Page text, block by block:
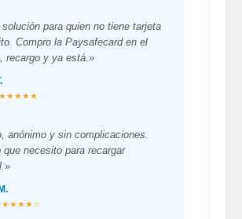
solución para quien no tiene tarjeta
Compro la Paysafecard en el
recargo y ya está.»
★★★★★
anónimo y sin complicaciones.
que necesito para recargar
★★★★☆